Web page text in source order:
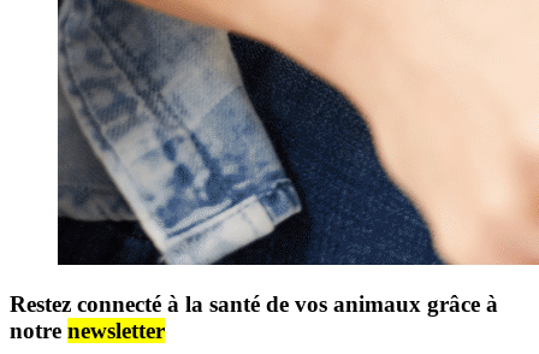
Restez connecté à la santé de vos animaux grâce à
notre newsletter